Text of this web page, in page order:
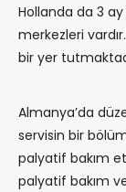
Hollanda da 3 ay
merkezleri
bir yer
Almanya’da
servisin bir
palyatif bakım
palyatif bakım